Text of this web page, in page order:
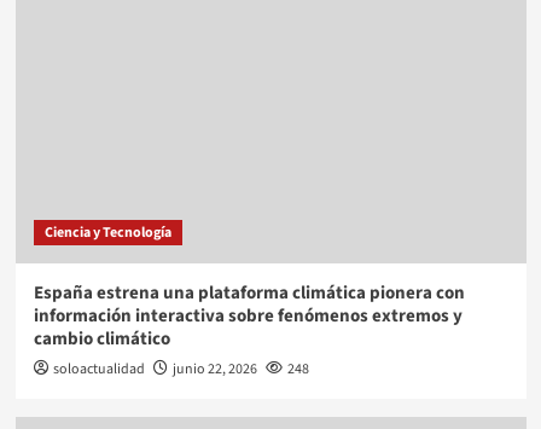
Ciencia y Tecnología
España estrena una plataforma climática pionera con
información interactiva sobre fenómenos extremos y
cambio climático
soloactualidad junio 22, 2026 248